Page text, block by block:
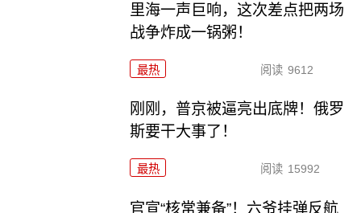
里海一声巨响，这次差点把两场
战争炸成一锅粥！
最热 阅读 9612
刚刚，普京被逼亮出底牌！俄罗
斯要干大事了！
最热 阅读 15992
官宣“核常兼备”！六爷挂弹反航